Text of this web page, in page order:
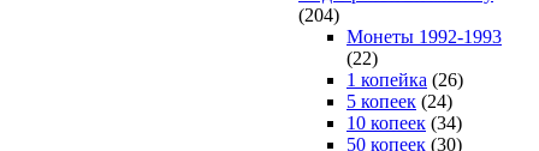
(204)
Монеты 1992-1993
(22)
1 копейка (26)
5 копеек (24)
10 копеек (34)
50 копеек (30)